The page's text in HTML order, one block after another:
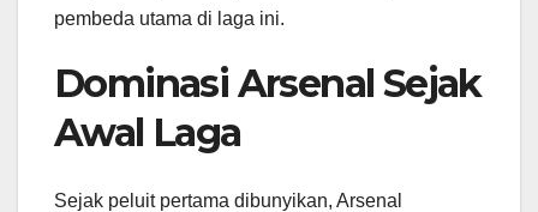
pembeda utama di laga ini.
Dominasi Arsenal Sejak
Awal Laga
Sejak peluit pertama dibunyikan, Arsenal